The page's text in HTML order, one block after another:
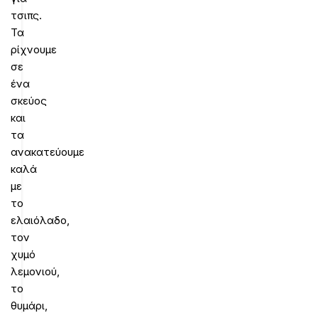
τσιπς.
Τα
ρίχνουμε
σε
ένα
σκεύος
και
τα
ανακατεύουμε
καλά
με
το
ελαιόλαδο,
τον
χυμό
λεμονιού,
το
θυμάρι,